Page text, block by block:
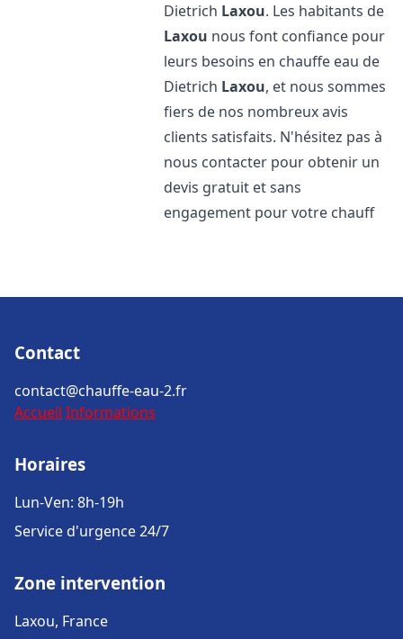
Dietrich Laxou. Les habitants de
Laxou nous font confiance pour
leurs besoins en chauffe eau de
Dietrich Laxou, et nous sommes
fiers de nos nombreux avis
clients satisfaits. N'hésitez pas à
nous contacter pour obtenir un
devis gratuit et sans
engagement pour votre chauff
Contact
contact@chauffe-eau-2.fr
Accueil Informations
Horaires
Lun-Ven: 8h-19h
Service d'urgence 24/7
Zone intervention
Laxou, France